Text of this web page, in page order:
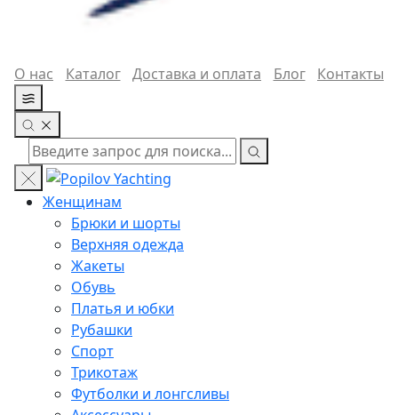
О нас Каталог Доставка и оплата Блог Контакты
Женщинам
Брюки и шорты
Верхняя одежда
Жакеты
Обувь
Платья и юбки
Рубашки
Спорт
Трикотаж
Футболки и лонгсливы